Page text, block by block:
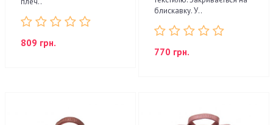
809 грн.
блискавку. У..
770 грн.